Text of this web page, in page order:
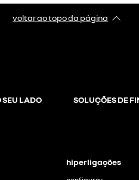
voltar ao topo da página
SEU LADO SOLUÇÕES DE
hiperligações